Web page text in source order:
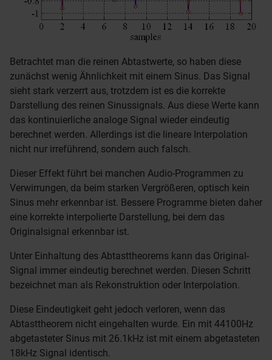
Betrachtet man die reinen Abtastwerte, so haben diese
zunächst wenig Ähnlichkeit mit einem Sinus. Das Signal
sieht stark verzerrt aus, trotzdem ist es die korrekte
Darstellung des reinen Sinussignals. Aus diese Werte kann
das kontinuierliche analoge Signal wieder eindeutig
berechnet werden. Allerdings ist die lineare Interpolation
nicht nur irreführend, sondern auch falsch.
Dieser Effekt führt bei manchen Audio-Programmen zu
Verwirrungen, da beim starken Vergrößeren, optisch kein
Sinus mehr erkennbar ist. Bessere Programme bieten daher
eine korrekte interpolierte Darstellung, bei dem das
Originalsignal erkennbar ist.
Unter Einhaltung des Abtasttheorems kann das Original-
Signal immer eindeutig berechnet werden. Diesen Schritt
bezeichnet man als Rekonstruktion oder Interpolation.
Diese Eindeutigkeit geht jedoch verloren, wenn das
Abtasttheorem nicht eingehalten wurde. Ein mit 44100Hz
abgetasteter Sinus mit 26.1kHz ist mit einem abgetasteten
18kHz Signal identisch.